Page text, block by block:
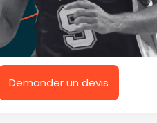
Demander un devis